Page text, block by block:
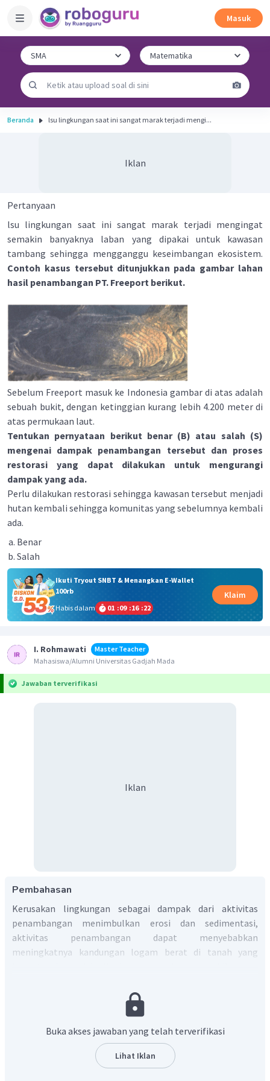
Masuk
Beranda lsu lingkungan saat ini sangat marak terjadi mengi...
Iklan
Pertanyaan
lsu lingkungan saat ini sangat marak terjadi mengingat
semakin banyaknya laban yang dipakai untuk kawasan
tambang sehingga mengganggu keseimbangan ekosistem.
Contoh kasus tersebut ditunjukkan pada gambar lahan
hasil penambangan PT. Freeport berikut.
Sebelum Freeport masuk ke Indonesia gambar di atas adalah
sebuah bukit, dengan ketinggian kurang lebih 4.200 meter di
atas permukaan laut.
Tentukan pernyataan berikut benar (B) atau salah (S)
mengenai dampak penambangan tersebut dan proses
restorasi yang dapat dilakukan untuk mengurangi
dampak yang ada.
Perlu dilakukan restorasi sehingga kawasan tersebut menjadi
hutan kembali sehingga komunitas yang sebelumnya kembali
ada.
Benar
Salah
Ikuti Tryout SNBT & Menangkan E-Wallet
100rb
Habis dalam
01 :09 :16 :22
Klaim
I. Rohmawati
Master Teacher
Mahasiswa/Alumni Universitas Gadjah Mada
Jawaban terverifikasi
Iklan
Pembahasan
Kerusakan lingkungan sebagai dampak dari aktivitas
penambangan menimbulkan erosi dan sedimentasi,
aktivitas penambangan dapat menyebabkan
meningkatnya kandungan logam berat di tanah yang
kesimbangan bentang alam. Hal ini dapat diatasi dengan
kondisi hutan alam sebagaimana sediakala sekaligus
meningkatkan fungsi dari nilai hutan baik ekonomis
. Pada proses restorasi ini perlu dilakukan
Buka akses jawaban yang telah terverifikasi
Lihat Iklan